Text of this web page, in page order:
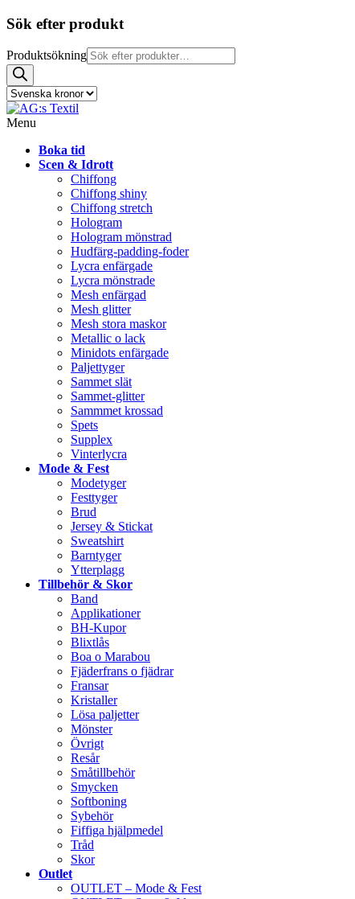
Sök efter produkt
Produktsökning
Menu
Boka tid
Scen & Idrott
Chiffong
Chiffong shiny
Chiffong stretch
Hologram
Hologram mönstrad
Hudfärg-padding-foder
Lycra enfärgade
Lycra mönstrade
Mesh enfärgad
Mesh glitter
Mesh stora maskor
Metallic o lack
Minidots enfärgade
Paljettyger
Sammet slät
Sammet-glitter
Sammmet krossad
Spets
Supplex
Vinterlycra
Mode & Fest
Modetyger
Festtyger
Brud
Jersey & Stickat
Sweatshirt
Barntyger
Ytterplagg
Tillbehör & Skor
Band
Applikationer
BH-Kupor
Blixtlås
Boa o Marabou
Fjäderfrans o fjädrar
Fransar
Kristaller
Lösa paljetter
Mönster
Övrigt
Resår
Småtillbehör
Smycken
Softboning
Sybehör
Fiffiga hjälpmedel
Tråd
Skor
Outlet
OUTLET – Mode & Fest